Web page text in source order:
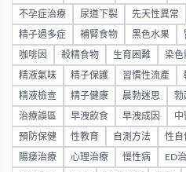
不孕症治療 尿道下裂 先天性異常
精子過多症 補腎食物 黑色水果
咖啡因 殺精食物 生育困難 染色
精液氣味 精子保護 習慣性流產
精液檢查 精子健康 晨勃迷思 勃
治療誤區 早洩飲食 早洩成因 中
預防保健 性教育 自測方法 性自
陽痿治療 心理治療 慢性病 ED